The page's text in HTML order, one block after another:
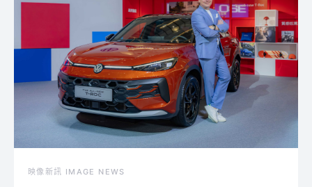
映像新訊 IMAGE NEWS